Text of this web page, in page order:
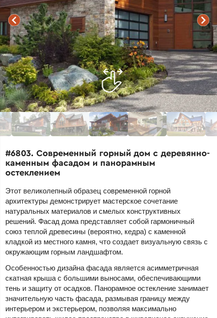
#6803. Современный горный дом с деревянно-
каменным фасадом и панорамным
остеклением
Этот великолепный образец современной горной
архитектуры демонстрирует мастерское сочетание
натуральных материалов и смелых конструктивных
решений. Фасад дома представляет собой гармоничный
союз теплой древесины (вероятно, кедра) с каменной
кладкой из местного камня, что создает визуальную связь с
окружающим горным ландшафтом.
Особенностью дизайна фасада является асимметричная
скатная крыша с большими выносами, обеспечивающими
тень и защиту от осадков. Панорамное остекление занимает
значительную часть фасада, размывая границу между
интерьером и экстерьером, позволяя максимально